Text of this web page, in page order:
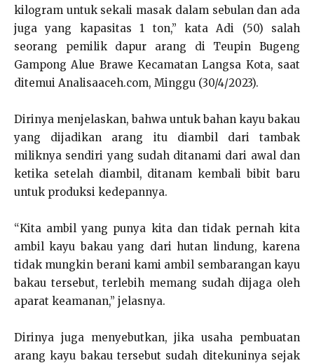
kilogram untuk sekali masak dalam sebulan dan ada
juga yang kapasitas 1 ton,” kata Adi (50) salah
seorang pemilik dapur arang di Teupin Bugeng
Gampong Alue Brawe Kecamatan Langsa Kota, saat
ditemui Analisaaceh.com, Minggu (30/4/2023).
Dirinya menjelaskan, bahwa untuk bahan kayu bakau
yang dijadikan arang itu diambil dari tambak
miliknya sendiri yang sudah ditanami dari awal dan
ketika setelah diambil, ditanam kembali bibit baru
untuk produksi kedepannya.
“Kita ambil yang punya kita dan tidak pernah kita
ambil kayu bakau yang dari hutan lindung, karena
tidak mungkin berani kami ambil sembarangan kayu
bakau tersebut, terlebih memang sudah dijaga oleh
aparat keamanan,” jelasnya.
Dirinya juga menyebutkan, jika usaha pembuatan
arang kayu bakau tersebut sudah ditekuninya sejak